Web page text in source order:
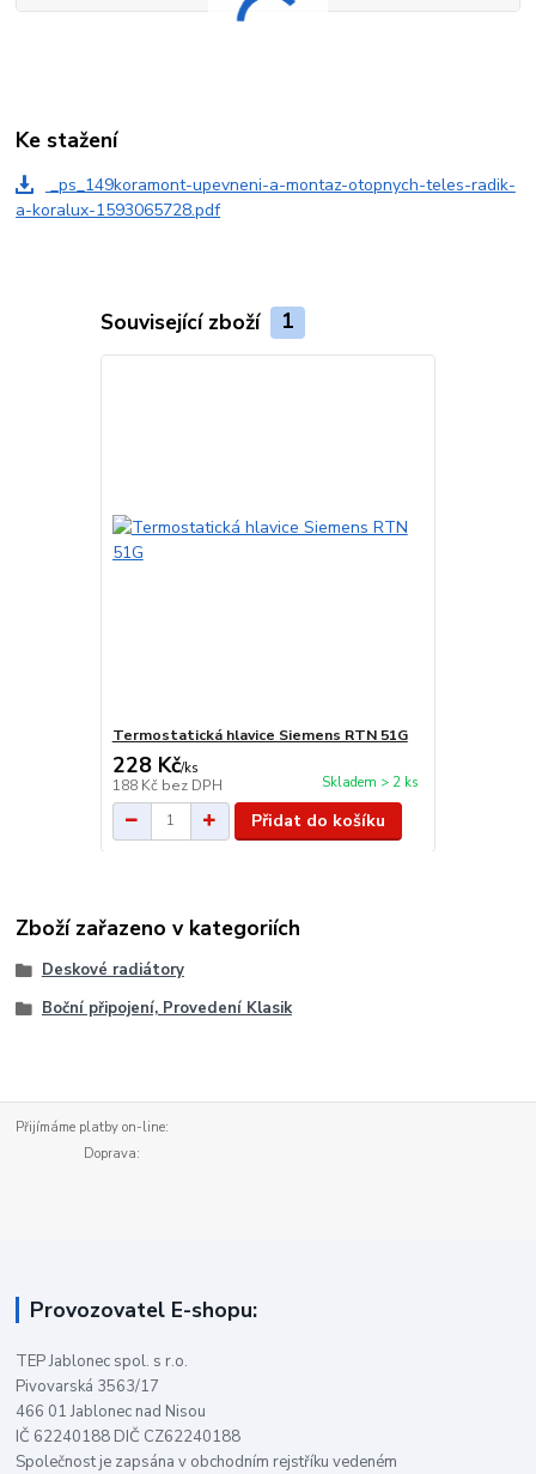
Ke stažení
_ps_149koramont-upevneni-a-montaz-otopnych-teles-radik-
a-koralux-1593065728.pdf
Související zboží 1
Termostatická hlavice Siemens RTN 51G
228 Kč/ks
188 Kč bez DPH Skladem > 2 ks
Přidat do košíku
Zboží zařazeno v kategoriích
Deskové radiátory
Boční připojení, Provedení Klasik
Přijímáme platby on-line:
Doprava:
Provozovatel E-shopu:
TEP Jablonec spol. s r.o.
Pivovarská 3563/17
466 01 Jablonec nad Nisou
IČ 62240188 DIČ CZ62240188
Společnost je zapsána v obchodním rejstříku vedeném